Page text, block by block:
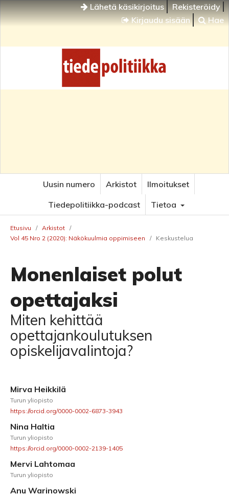
Lähetä käsikirjoitus
Rekisteröidy
Kirjaudu sisään
Hae
Uusin numero Arkistot
Ilmoitukset
Tiedepolitiikka-podcast
Tietoa
Etusivu / Arkistot /
Vol 45 Nro 2 (2020): Näkökuulmia oppimiseen
/ Keskustelua
Monenlaiset polut
opettajaksi
Miten kehittää
opettajankoulutuksen
opiskelijavalintoja?
Mirva Heikkilä
Turun yliopisto
https://orcid.org/0000-0002-6873-3943
Nina Haltia
Turun yliopisto
https://orcid.org/0000-0002-2139-1405
Mervi Lahtomaa
Turun yliopisto
Anu Warinowski